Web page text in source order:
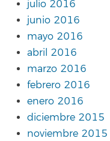
julio 2016
junio 2016
mayo 2016
abril 2016
marzo 2016
febrero 2016
enero 2016
diciembre 2015
noviembre 2015